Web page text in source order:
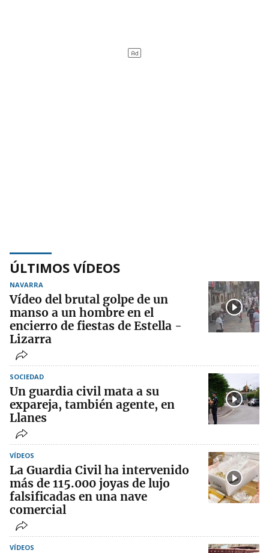
ÚLTIMOS VÍDEOS
NAVARRA
Vídeo del brutal golpe de un
manso a un hombre en el
encierro de fiestas de Estella -
Lizarra
SOCIEDAD
Un guardia civil mata a su
expareja, también agente, en
Llanes
VÍDEOS
La Guardia Civil ha intervenido
más de 115.000 joyas de lujo
falsificadas en una nave
comercial
VÍDEOS